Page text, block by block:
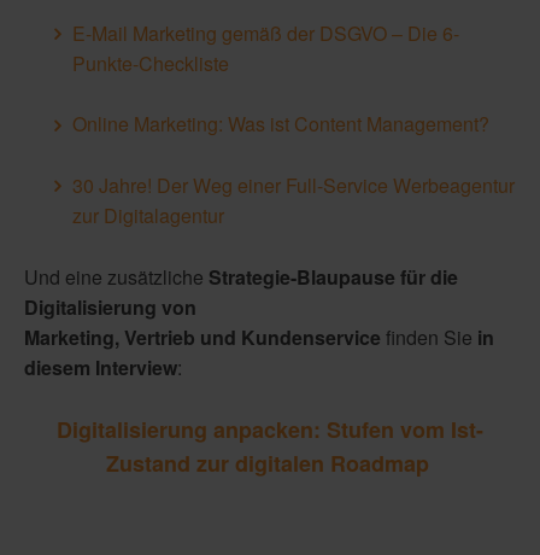
E-Mail Marketing gemäß der DSGVO – Die 6-
Punkte-Checkliste
Online Marketing: Was ist Content Management?
30 Jahre! Der Weg einer Full-Service Werbeagentur
zur Digitalagentur
Und eine zusätzliche Strategie-Blaupause für die
Digitalisierung von
Marketing, Vertrieb und Kundenservice finden Sie in
diesem Interview:
Digitalisierung anpacken: Stufen vom Ist-
Zustand zur digitalen Roadmap